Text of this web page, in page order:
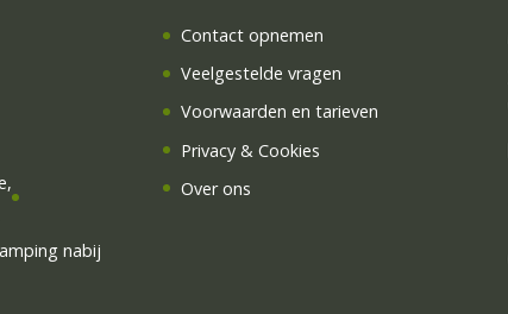
,
nabij
Contact opnemen
Veelgestelde vragen
Voorwaarden en tarieven
Privacy & Cookies
Over ons